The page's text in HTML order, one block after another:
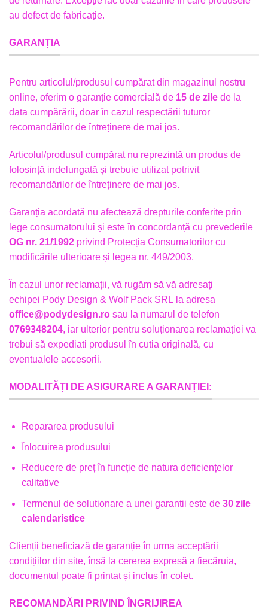
au defect de fabricație.
GARANȚIA
Pentru articolul/produsul cumpărat din magazinul nostru
online, oferim o garanție comercială de 15 de zile de la
data cumpărării, doar în cazul respectării tuturor
recomandărilor de întreținere de mai jos.
Articolul/produsul cumpărat nu reprezintă un produs de
folosință indelungată și trebuie utilizat potrivit
recomandărilor de întreținere de mai jos.
Garanția acordată nu afectează drepturile conferite prin
lege consumatorului și este în concordanță cu prevederile
OG nr. 21/1992 privind Protecția Consumatorilor cu
modificările ulterioare și legea nr. 449/2003.
În cazul unor reclamații, vă rugăm să vă adresați
echipei Pody Design & Wolf Pack SRL la adresa
office@podydesign.ro sau la numarul de telefon
0769348204, iar ulterior pentru soluționarea reclamației va
trebui să expediati produsul în cutia originală, cu
eventualele accesorii.
MODALITĂȚI DE ASIGURARE A GARANȚIEI:
Repararea produsului
Înlocuirea produsului
Reducere de preț în funcție de natura deficiențelor
calitative
Termenul de solutionare a unei garantii este de 30 zile
calendaristice
Clienții beneficiază de garanție în urma acceptării
condițiilor din site, însă la cererea expresă a fiecăruia,
documentul poate fi printat și inclus în colet.
RECOMANDĂRI PRIVIND ÎNGRIJIREA